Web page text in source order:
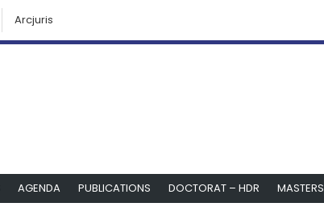
Arcjuris
AGENDA PUBLICATIONS DOCTORAT – HDR MASTERS